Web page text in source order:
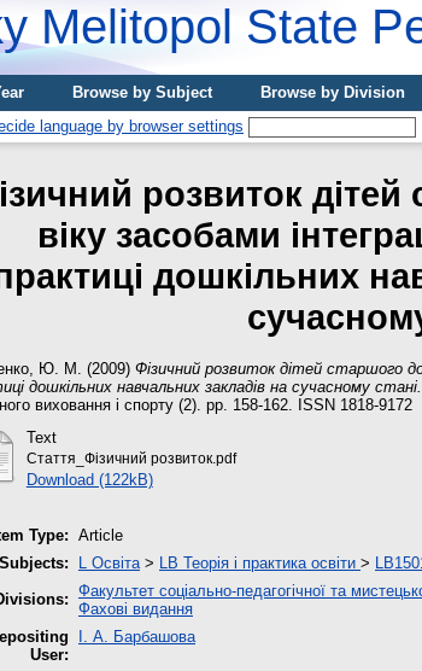
Melitopol State
Browse by Subject Browse by Division
розвиток
віку засобами
дошкільних
Ю. М. (2009) Фізичний розвиток дітей старшого
дошкільних навчальних закладів на сучасному стані.
виховання і спорту (2). pp. 158-162. ISSN 1818-9172
Text
Стаття_Фізичний розвиток.pdf
Download (122kB)
Type: Article
Subjects:
L Освіта > LB Теорія і практика освіти >
Факультет соціально-педагогічної та
Фахові видання
User:
І. А. Барбашова